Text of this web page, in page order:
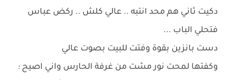
دكيت ثاني هم محد انتبه .. عالي كلش .. ركض عباس
فتحلي الباب ...
دست بانزين بقوة وفتت للبيت بصوت عالي
وكفتها لمحت نور مشت من غرفة الحارس واني اصيح :